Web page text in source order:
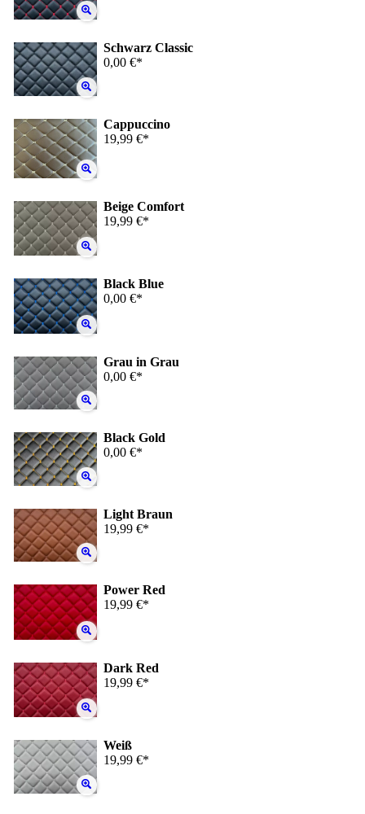
Schwarz Classic
0,00 €*
Cappuccino
19,99 €*
Beige Comfort
19,99 €*
Black Blue
0,00 €*
Grau in Grau
0,00 €*
Black Gold
0,00 €*
Light Braun
19,99 €*
Power Red
19,99 €*
Dark Red
19,99 €*
Weiß
19,99 €*